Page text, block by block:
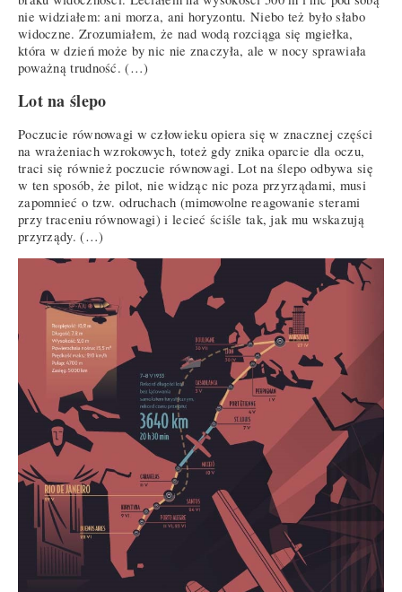
nie widziałem: ani morza, ani horyzontu. Niebo też było słabo
widoczne. Zrozumiałem, że nad wodą rozciąga się mgiełka,
która w dzień może by nic nie znaczyła, ale w nocy sprawiała
poważną trudność. (…)
Lot na ślepo
Poczucie równowagi w człowieku opiera się w znacznej części
na wrażeniach wzrokowych, toteż gdy znika oparcie dla oczu,
traci się również poczucie równowagi. Lot na ślepo odbywa się
w ten sposób, że pilot, nie widząc nic poza przyrządami, musi
zapomnieć o tzw. odruchach (mimowolne reagowanie sterami
przy traceniu równowagi) i lecieć ściśle tak, jak mu wskazują
przyrządy. (…)